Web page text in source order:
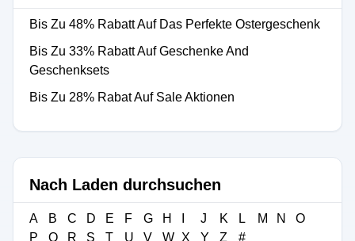
Bis Zu 48% Rabatt Auf Das Perfekte Ostergeschenk
Bis Zu 33% Rabatt Auf Geschenke And
Geschenksets
Bis Zu 28% Rabat Auf Sale Aktionen
Nach Laden durchsuchen
A B C D E F G H J K L M N
O
P
Q R S T U V W X Y Z #